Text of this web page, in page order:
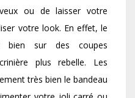
ou de laisser votre
votre look. En effet, le
bien sur des coupes
plus rebelle. Les
très bien le bandeau